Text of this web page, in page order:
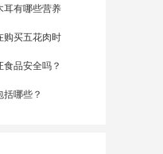
耳有哪些营养
购买五花肉时
品安全吗？
哪些？